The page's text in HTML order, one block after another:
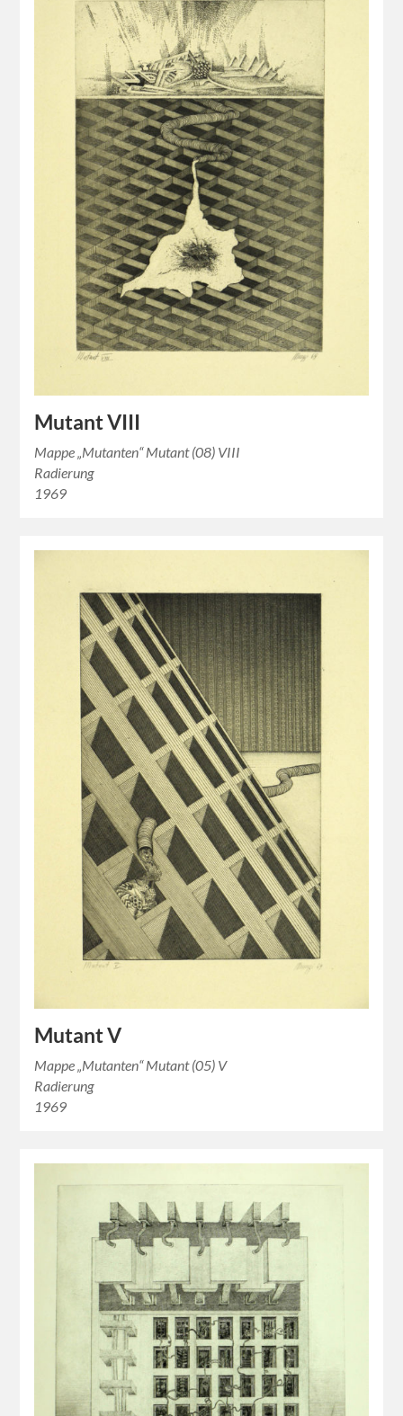
Mutant VIII
Mappe „Mutanten“ Mutant (08) VIII
Radierung
1969
Mutant V
Mappe „Mutanten“ Mutant (05) V
Radierung
1969